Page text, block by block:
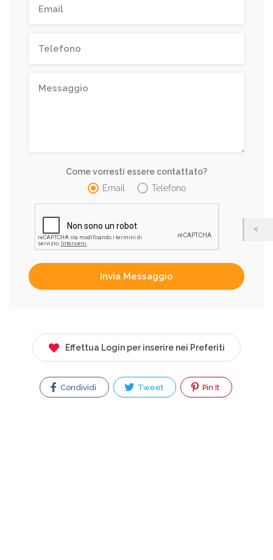
Come vorresti essere contattato?
Email
Telefono
Effettua Login per inserire nei Preferiti
Condividi Tweet Pin It